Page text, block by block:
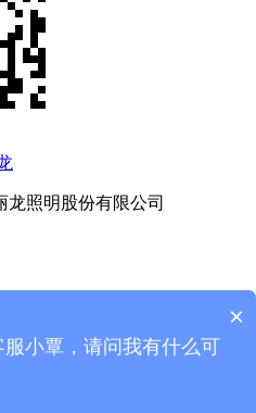
照明股份有限公司
×
小覃，请问我有什么可